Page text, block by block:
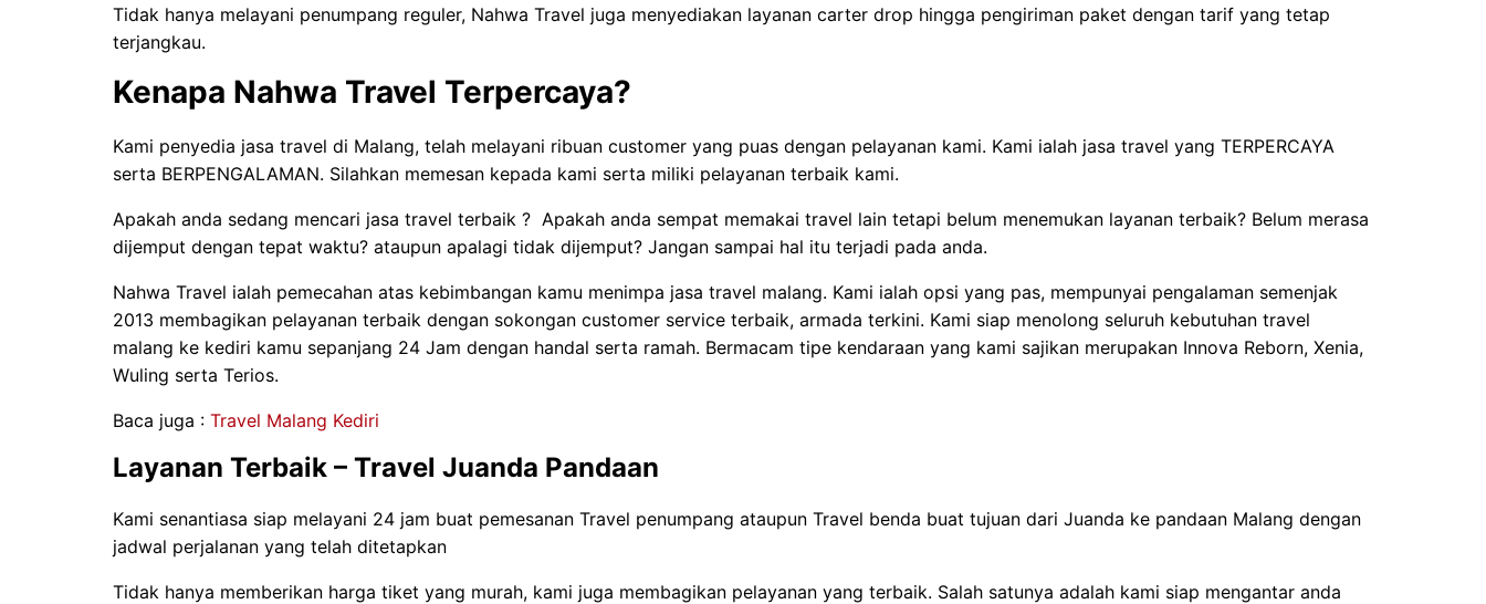
Tidak hanya melayani penumpang reguler, Nahwa Travel juga menyediakan layanan carter drop hingga pengiriman paket dengan tarif yang tetap
terjangkau.
Kenapa Nahwa Travel Terpercaya?
Kami penyedia jasa travel di Malang, telah melayani ribuan customer yang puas dengan pelayanan kami. Kami ialah jasa travel yang TERPERCAYA
serta BERPENGALAMAN. Silahkan memesan kepada kami serta miliki pelayanan terbaik kami.
Apakah anda sedang mencari jasa travel terbaik ? Apakah anda sempat memakai travel lain tetapi belum menemukan layanan terbaik? Belum merasa
dijemput dengan tepat waktu? ataupun apalagi tidak dijemput? Jangan sampai hal itu terjadi pada anda.
Nahwa Travel ialah pemecahan atas kebimbangan kamu menimpa jasa travel malang. Kami ialah opsi yang pas, mempunyai pengalaman semenjak
2013 membagikan pelayanan terbaik dengan sokongan customer service terbaik, armada terkini. Kami siap menolong seluruh kebutuhan travel
malang ke kediri kamu sepanjang 24 Jam dengan handal serta ramah. Bermacam tipe kendaraan yang kami sajikan merupakan Innova Reborn, Xenia,
Wuling serta Terios.
Baca juga : Travel Malang Kediri
Layanan Terbaik – Travel Juanda Pandaan
Kami senantiasa siap melayani 24 jam buat pemesanan Travel penumpang ataupun Travel benda buat tujuan dari Juanda ke pandaan Malang dengan
jadwal perjalanan yang telah ditetapkan
Tidak hanya memberikan harga tiket yang murah, kami juga membagikan pelayanan yang terbaik. Salah satunya adalah kami siap mengantar anda